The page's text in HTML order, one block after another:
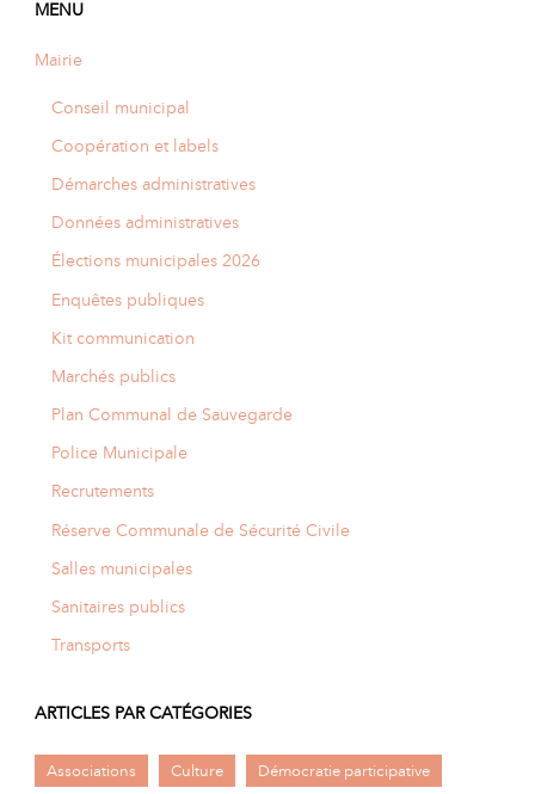
MENU
Mairie
Conseil municipal
Coopération et labels
Démarches administratives
Données administratives
Élections municipales 2026
Enquêtes publiques
Kit communication
Marchés publics
Plan Communal de Sauvegarde
Police Municipale
Recrutements
Réserve Communale de Sécurité Civile
Salles municipales
Sanitaires publics
Transports
ARTICLES PAR CATÉGORIES
Associations Culture Démocratie participative